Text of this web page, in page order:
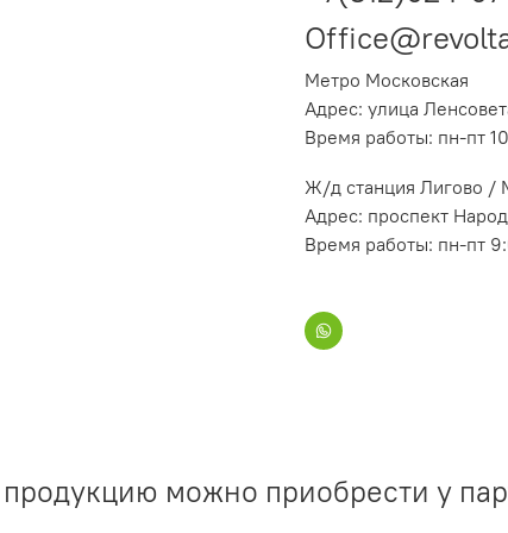
Метро Московская
Адрес: улица
Время работы: пн-пт
Ж/д станция Лигово /
Адрес: проспект
Время работы: пн-пт
можно приобрести у